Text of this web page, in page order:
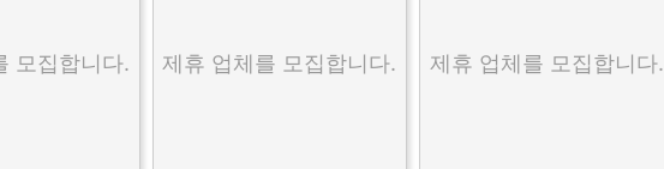
모집합니다. 제휴 업체를 모집합니다. 제휴 업체를 모집합니다.